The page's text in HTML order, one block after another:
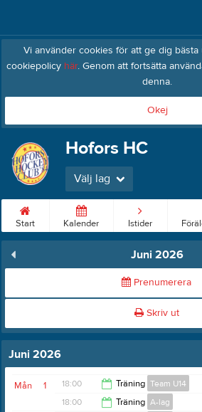
Vi använder cookies för att ge dig bästa
cookiepolicy här. Genom att fortsätta
denna.
Okej
Hofors HC
Välj lag
Start Kalender Istider
Juni 2026
Prenumerera
Skriv ut
Juni 2026
1
Mån 18:00 Träning Team U14
18:00 Träning A-lag